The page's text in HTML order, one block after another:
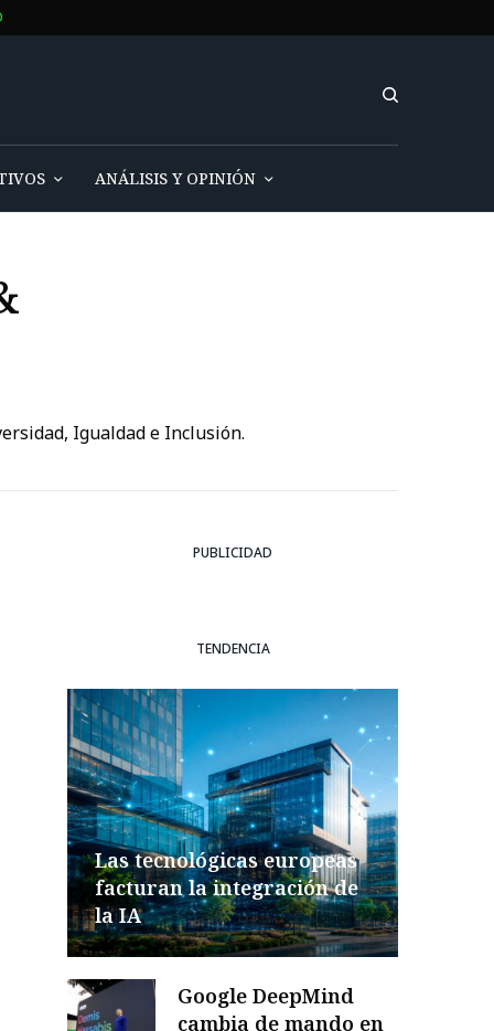
ANÁLISIS Y OPINIÓN
Igualdad e Inclusión.
PUBLICIDAD
TENDENCIA
Las tecnológicas europeas
facturan la integración de
la IA
Google DeepMind
cambia de mando en